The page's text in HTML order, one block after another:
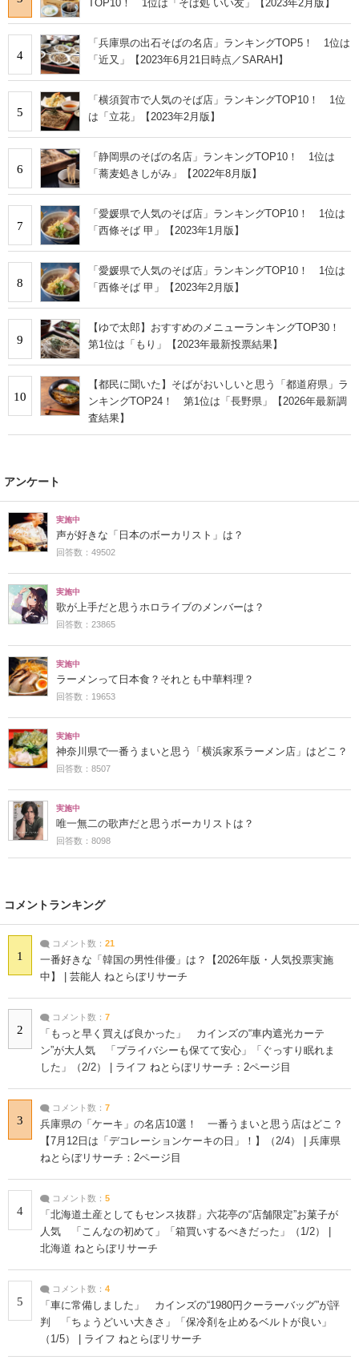
TOP10！ 1位は「そば処 いい友」【2023年2月版】
4
「兵庫県の出石そばの名店」ランキングTOP5！ 1位は
「近又」【2023年6月21日時点／SARAH】
5
「横須賀市で人気のそば店」ランキングTOP10！ 1位
は「立花」【2023年2月版】
6
「静岡県のそばの名店」ランキングTOP10！ 1位は
「蕎麦処きしがみ」【2022年8月版】
7
「愛媛県で人気のそば店」ランキングTOP10！ 1位は
「西條そば 甲」【2023年1月版】
8
「愛媛県で人気のそば店」ランキングTOP10！ 1位は
「西條そば 甲」【2023年2月版】
9
【ゆで太郎】おすすめのメニューランキングTOP30！
第1位は「もり」【2023年最新投票結果】
10
【都民に聞いた】そばがおいしいと思う「都道府県」ラ
ンキングTOP24！ 第1位は「長野県」【2026年最新調
査結果】
アンケート
実施中
声が好きな「日本のボーカリスト」は？
回答数：49502
実施中
歌が上手だと思うホロライブのメンバーは？
回答数：23865
実施中
ラーメンって日本食？それとも中華料理？
回答数：19653
実施中
神奈川県で一番うまいと思う「横浜家系ラーメン店」はどこ？
回答数：8507
実施中
唯一無二の歌声だと思うボーカリストは？
回答数：8098
コメントランキング
1
コメント数： 21
一番好きな「韓国の男性俳優」は？【2026年版・人気投票実施
中】 | 芸能人 ねとらぼリサーチ
2
コメント数： 7
「もっと早く買えば良かった」 カインズの“車内遮光カーテ
ン”が大人気 「プライバシーも保てて安心」「ぐっすり眠れま
した」（2/2） | ライフ ねとらぼリサーチ：2ページ目
3
コメント数： 7
兵庫県の「ケーキ」の名店10選！ 一番うまいと思う店はどこ？
【7月12日は「デコレーションケーキの日」！】（2/4） | 兵庫県
ねとらぼリサーチ：2ページ目
4
コメント数： 5
「北海道土産としてもセンス抜群」六花亭の“店舗限定”お菓子が
人気 「こんなの初めて」「箱買いするべきだった」（1/2） |
北海道 ねとらぼリサーチ
5
コメント数： 4
「車に常備しました」 カインズの“1980円クーラーバッグ”が評
判 「ちょうどいい大きさ」「保冷剤を止めるベルトが良い」
（1/5） | ライフ ねとらぼリサーチ